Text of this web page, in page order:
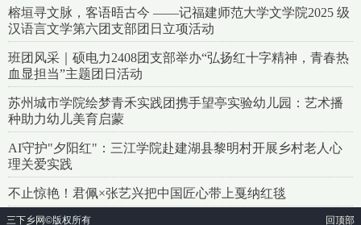
榕垣寻文脉，客语晤古今 ——记福建师范大学文学院2025 级
汉语言文学第六团支部团日立项活动
班团风采｜硕电力2408团支部举办“弘扬红十字精神，青春热
血显担当”主题团日活动
苏州城市学院绘梦青禾实践团携手望亭实验幼儿园：艺术播
种助力幼儿美育启蒙
AI守护"夕阳红"：三江学院赴建湖县黎明村开展乡村老人心
理关爱实践
不止惊艳！君佩×张艺兴把中国匠心带上戛纳红毯
回顶部
三下乡网©版权所有